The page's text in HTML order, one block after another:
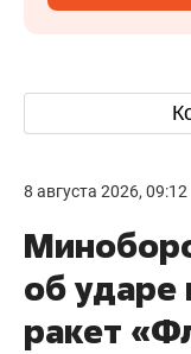
8 августа 2026, 09:12
об ударе
ракет